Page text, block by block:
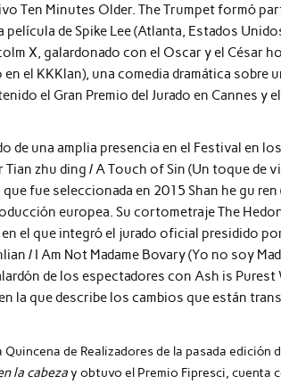
Ten Minutes Older. The Trumpet formó
de Spike Lee (Atlanta, Estados
X, galardonado con el Oscar y el César
el KKKlan), una comedia dramática sobre
el Gran Premio del Jurado en Cannes y
de una amplia presencia en el Festival en
zhu ding / A Touch of Sin (Un toque de
fue seleccionada en 2015 Shan he gu
europea. Su cortometraje The
el que integró el jurado oficial presidido
/ I Am Not Madame Bovary (Yo no soy
de los espectadores con Ash is Purest
la que describe los cambios que están
de Realizadores de la pasada edición
la cabezay obtuvo el Premio Fipresci, cuenta